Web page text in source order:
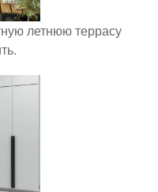
летнюю террасу